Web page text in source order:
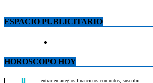
ESPACIO PUBLICITARIO
HOROSCOPO HOY